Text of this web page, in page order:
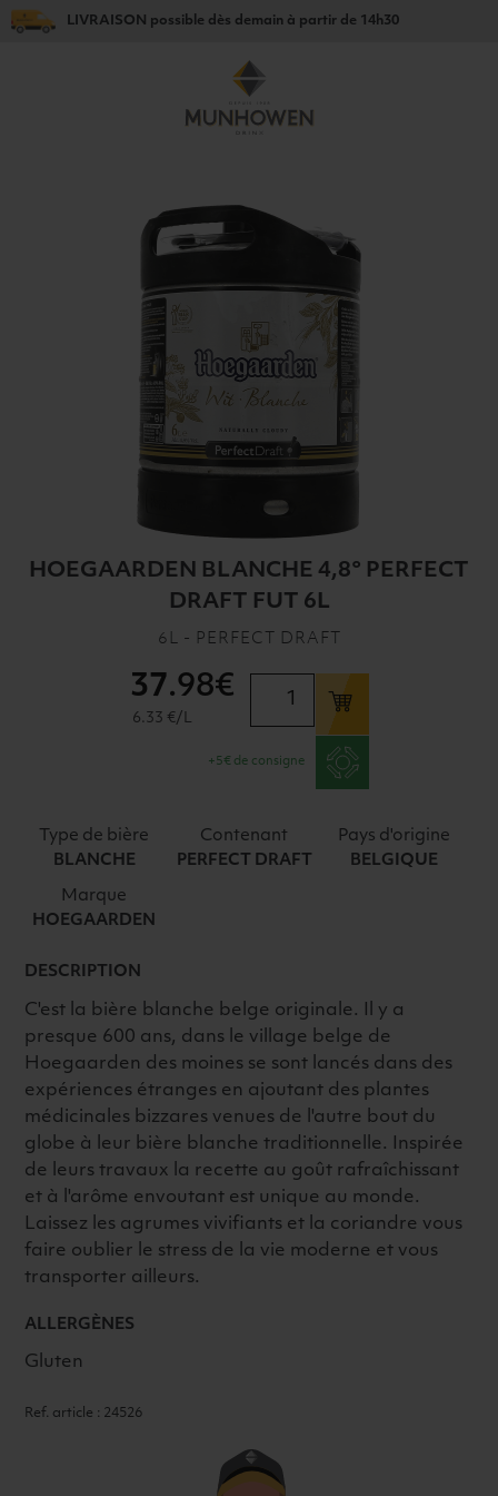
LIVRAISON possible dès demain à partir de 14h30
HOEGAARDEN BLANCHE 4,8° PERFECT
DRAFT FUT 6L
6L - PERFECT DRAFT
HOEGAARDEN
BLANCHE
DRAFT
37.98€
6.33 €/L
+5€ de consigne
Type de bière
BLANCHE
Contenant
PERFECT DRAFT
Pays d'origine
BELGIQUE
Marque
HOEGAARDEN
DESCRIPTION
C'est la bière blanche belge originale. Il y a
presque 600 ans, dans le village belge de
Hoegaarden des moines se sont lancés dans des
expériences étranges en ajoutant des plantes
médicinales bizzares venues de l'autre bout du
globe à leur bière blanche traditionnelle. Inspirée
de leurs travaux la recette au goût rafraîchissant
et à l'arôme envoutant est unique au monde.
Laissez les agrumes vivifiants et la coriandre vous
faire oublier le stress de la vie moderne et vous
transporter ailleurs.
ALLERGÈNES
Gluten
Ref. article : 24526